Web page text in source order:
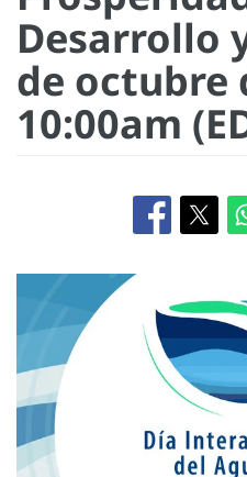
Desarrollo
de octubre
10:00am